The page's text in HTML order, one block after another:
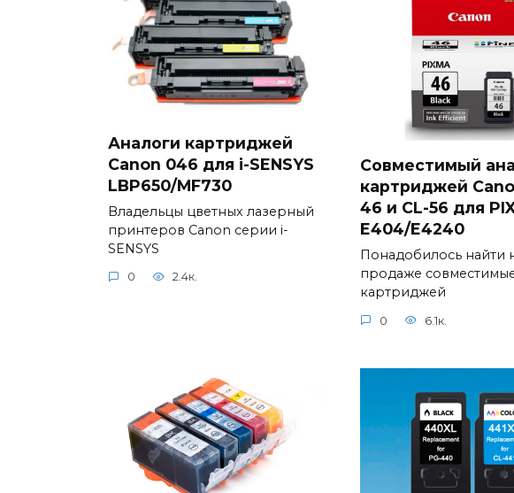
Аналоги картриджей
Canon 046 для i-SENSYS
LBP650/MF730
Владельцы цветных лазерный
принтеров Canon серии i-
SENSYS
0 2.4к.
Совместимый
картриджей
46 и CL-56 для
E404/E4240
Понадобилось найти
продаже
картриджей
0 6.1к.